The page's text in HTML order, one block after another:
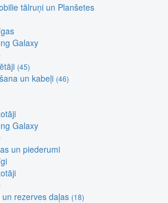
tālruņi un Planšetes
Galaxy
(45)
un kabeļi (46)
Galaxy
un piederumi
rezerves daļas (18)